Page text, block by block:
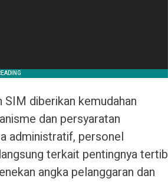
diberikan kemudahan
dan persyaratan
administratif, personel
terkait pentingnya tertib
angka pelanggaran dan